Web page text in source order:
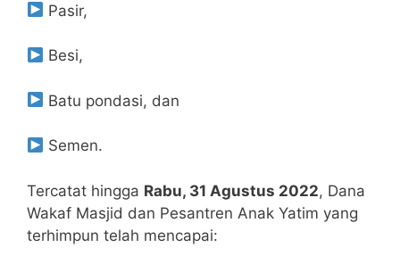
Pasir,
Besi,
Batu pondasi, dan
Semen.
Tercatat hingga Rabu, 31 Agustus 2022, Dana
Wakaf Masjid dan Pesantren Anak Yatim yang
terhimpun telah mencapai: